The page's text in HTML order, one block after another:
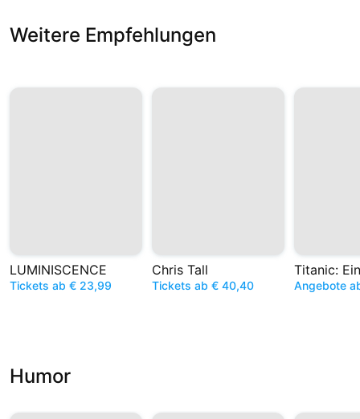
Weitere Empfehlungen
LUMINISCENCE
Tickets ab € 23,99
Chris Tall
Tickets ab € 40,40 Angebote
Humor